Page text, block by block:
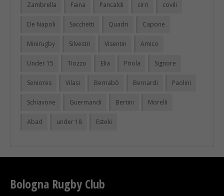
Zambrella Faina Pancaldi cirri covili
De Napoli Sacchetti Quadri Capone
Minirugby Silvestri Visentin Amico
Under 15 Tiozzo Elia Priola Signore
Seniores Vilasi Bernabò Bernardi Paolini
Schiavone Guermandi Bertini Morelli
Abad under 18 Esteki
Bologna Rugby Club